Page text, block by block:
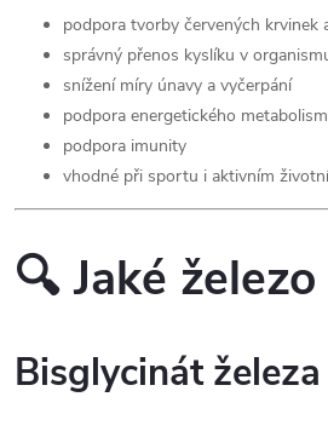
s
u
podpora tvorby červených krvinek
správný přenos kyslíku v
snížení míry únavy a vyčerpání
podpora energetického
podpora imunity
vhodné při sportu i aktivním
🔍 Jaké
Bisglycinát železa